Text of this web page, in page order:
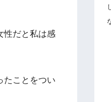
性だと私は感
たことをつい